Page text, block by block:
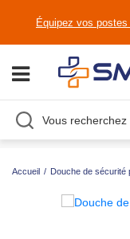
Équipez vos
Accueil / Douche de sécurité